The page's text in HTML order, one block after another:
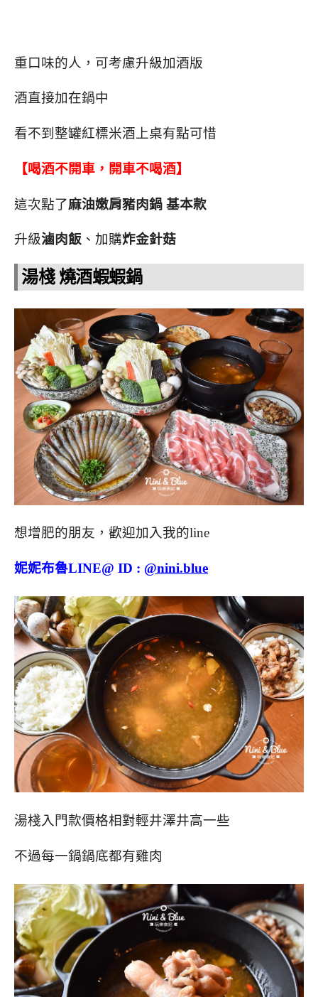
重口味的人，可考慮升級加酒版
酒直接加在鍋中
看不到整罐紅標米酒上桌有點可惜
【喝酒不開車，開車不喝酒】
這次點了麻油嫩肩豬肉鍋 基本款
升級滷肉飯 、加購炸金針菇
湯棧 燒酒蝦蝦鍋
想增肥的朋友，歡迎加入我的line
妮妮布魯LINE@ ID : @nini.blue
湯棧入門款價格相對輕井澤井高一些
不過每一鍋鍋底都有雞肉